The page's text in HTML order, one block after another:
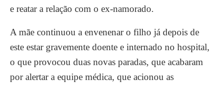
e reatar a relação com o ex-namorado.
A mãe continuou a envenenar o filho já depois de
este estar gravemente doente e internado no hospital,
o que provocou duas novas paradas, que acabaram
por alertar a equipe médica, que acionou as